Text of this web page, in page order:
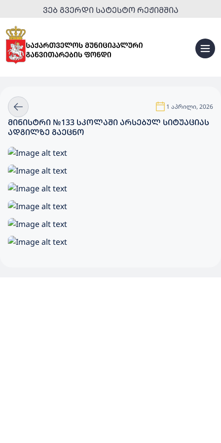
ᲕᲔᲑ ᲒᲕᲔᲠᲓᲘ ᲡᲐᲢᲔᲡᲢᲝ ᲠᲔᲟᲘᲛᲨᲘᲐ
1 აპრილი, 2026
ᲛᲘᲜᲘᲡᲢᲠᲘ №133 ᲡᲙᲝᲚᲐᲨᲘ ᲐᲠᲡᲔᲑᲣᲚ ᲡᲘᲢᲣᲐᲪᲘᲐᲡ
ᲐᲓᲒᲘᲚᲖᲔ ᲒᲐᲔᲪᲜᲝ